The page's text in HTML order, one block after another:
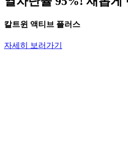
칼트윈 액티브 플러스
자세히 보러가기